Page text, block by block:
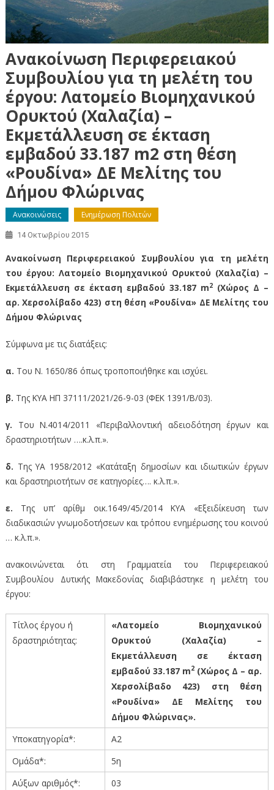
Ανακοίνωση Περιφερειακού
Συμβουλίου για τη μελέτη του
έργου: Λατομείο Βιομηχανικού
Ορυκτού (Χαλαζία) –
Εκμετάλλευση σε έκταση
εμβαδού 33.187 m2 στη θέση
«Ρουδίνα» ΔΕ Μελίτης του
Δήμου Φλώρινας
Ανακοινώσεις Ενημέρωση Πολιτών
14 Οκτωβρίου 2015
Ανακοίνωση Περιφερειακού Συμβουλίου για τη μελέτη
του έργου: Λατομείο Βιομηχανικού Ορυκτού (Χαλαζία) –
Εκμετάλλευση σε έκταση εμβαδού 33.187 m2 (Χώρος Δ –
αρ. Χερσολίβαδο 423) στη θέση «Ρουδίνα» ΔΕ Μελίτης του
Δήμου Φλώρινας
Σύμφωνα με τις διατάξεις:
α. Του Ν. 1650/86 όπως τροποποιήθηκε και ισχύει.
β. Της ΚΥΑ ΗΠ 37111/2021/26-9-03 (ΦΕΚ 1391/Β/03).
γ. Του Ν.4014/2011 «Περιβαλλοντική αδειοδότηση έργων και
δραστηριοτήτων ….κ.λ.π.».
δ. Της ΥΑ 1958/2012 «Κατάταξη δημοσίων και ιδιωτικών έργων
και δραστηριοτήτων σε κατηγορίες…. κ.λ.π.».
ε. Της υπ’ αρίθμ οικ.1649/45/2014 ΚΥΑ «Εξειδίκευση των
διαδικασιών γνωμοδοτήσεων και τρόπου ενημέρωσης του κοινού
… κ.λ.π.».
ανακοινώνεται ότι στη Γραμματεία του Περιφερειακού
Συμβουλίου Δυτικής Μακεδονίας διαβιβάστηκε η μελέτη του
έργου:
Τίτλος έργου ή
δραστηριότητας:
«Λατομείο Βιομηχανικού
Ορυκτού (Χαλαζία) –
Εκμετάλλευση σε έκταση
εμβαδού 33.187 m2(Χώρος Δ – αρ.
Χερσολίβαδο 423) στη θέση
«Ρουδίνα» ΔΕ Μελίτης του
Δήμου Φλώρινας».
Υποκατηγορία*:
A2
Ομάδα*:
5η
Αύξων αριθμός*:
03